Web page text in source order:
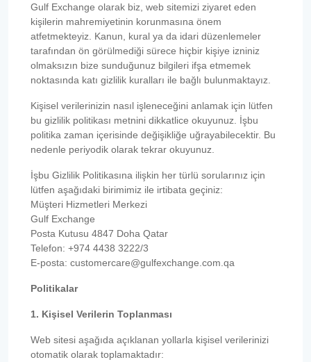
Gulf Exchange olarak biz, web sitemizi ziyaret eden
kişilerin mahremiyetinin korunmasına önem
atfetmekteyiz. Kanun, kural ya da idari düzenlemeler
tarafından ön görülmediği sürece hiçbir kişiye izniniz
olmaksızın bize sunduğunuz bilgileri ifşa etmemek
noktasında katı gizlilik kuralları ile bağlı bulunmaktayız.
Kişisel verilerinizin nasıl işleneceğini anlamak için lütfen
bu gizlilik politikası metnini dikkatlice okuyunuz. İşbu
politika zaman içerisinde değişikliğe uğrayabilecektir. Bu
nedenle periyodik olarak tekrar okuyunuz.
İşbu Gizlilik Politikasına ilişkin her türlü sorularınız için
lütfen aşağıdaki birimimiz ile irtibata geçiniz:
Müşteri Hizmetleri Merkezi
Gulf Exchange
Posta Kutusu 4847 Doha Qatar
Telefon: +974 4438 3222/3
E-posta: customercare@gulfexchange.com.qa
Politikalar
1. Kişisel Verilerin Toplanması
Web sitesi aşağıda açıklanan yollarla kişisel verilerinizi
otomatik olarak toplamaktadır: